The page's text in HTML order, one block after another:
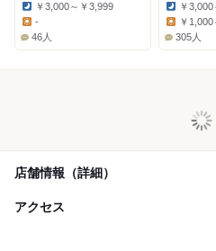
Dinner:
￥3,000～￥3,999
Lunch:
-
46人
Dinner:
￥
￥
305人
店舗情報（詳細）
アクセス